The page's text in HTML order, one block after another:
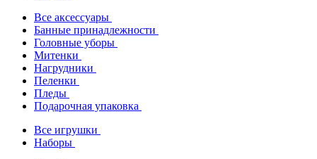
Все аксессуары
Банные принадлежности
Головные уборы
Митенки
Нагрудники
Пеленки
Пледы
Подарочная упаковка
Все игрушки
Наборы